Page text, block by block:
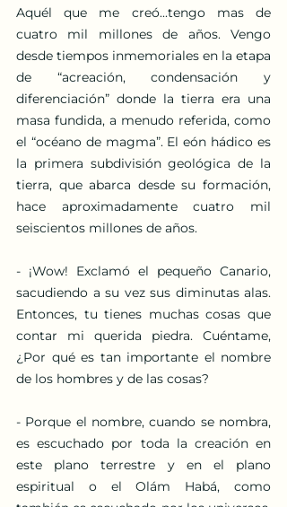
Aquél que me creó...tengo mas de
cuatro mil millones de años. Vengo
desde tiempos inmemoriales en la etapa
de “acreación, condensación y
diferenciación” donde la tierra era una
masa fundida, a menudo referida, como
el “océano de magma”. El eón hádico es
la primera subdivisión geológica de la
tierra, que abarca desde su formación,
hace aproximadamente cuatro mil
seiscientos millones de años.
- ¡Wow! Exclamó el pequeño Canario,
sacudiendo a su vez sus diminutas alas.
Entonces, tu tienes muchas cosas que
contar mi querida piedra. Cuéntame,
¿Por qué es tan importante el nombre
de los hombres y de las cosas?
- Porque el nombre, cuando se nombra,
es escuchado por toda la creación en
este plano terrestre y en el plano
espiritual o el Olám Habá, como